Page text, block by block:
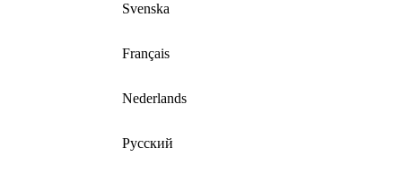
Svenska
Français
Nederlands
Русский